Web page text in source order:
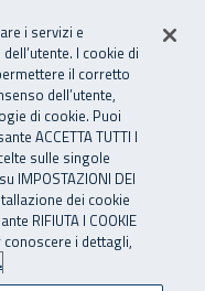
45539607
mondo della disabilità
abbia realizzato
in Italia è
i servizi e
I cookie di
il corretto
dell’utente,
di cookie. Puoi
ACCETTA TUTTI I
sulle singole
IMPOSTAZIONI DEI
dei cookie
RIFIUTA I COOKIE
conoscere i dettagli,